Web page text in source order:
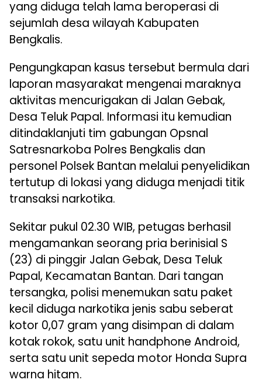
yang diduga telah lama beroperasi di
sejumlah desa wilayah Kabupaten
Bengkalis.
Pengungkapan kasus tersebut bermula dari
laporan masyarakat mengenai maraknya
aktivitas mencurigakan di Jalan Gebak,
Desa Teluk Papal. Informasi itu kemudian
ditindaklanjuti tim gabungan Opsnal
Satresnarkoba Polres Bengkalis dan
personel Polsek Bantan melalui penyelidikan
tertutup di lokasi yang diduga menjadi titik
transaksi narkotika.
Sekitar pukul 02.30 WIB, petugas berhasil
mengamankan seorang pria berinisial S
(23) di pinggir Jalan Gebak, Desa Teluk
Papal, Kecamatan Bantan. Dari tangan
tersangka, polisi menemukan satu paket
kecil diduga narkotika jenis sabu seberat
kotor 0,07 gram yang disimpan di dalam
kotak rokok, satu unit handphone Android,
serta satu unit sepeda motor Honda Supra
warna hitam.